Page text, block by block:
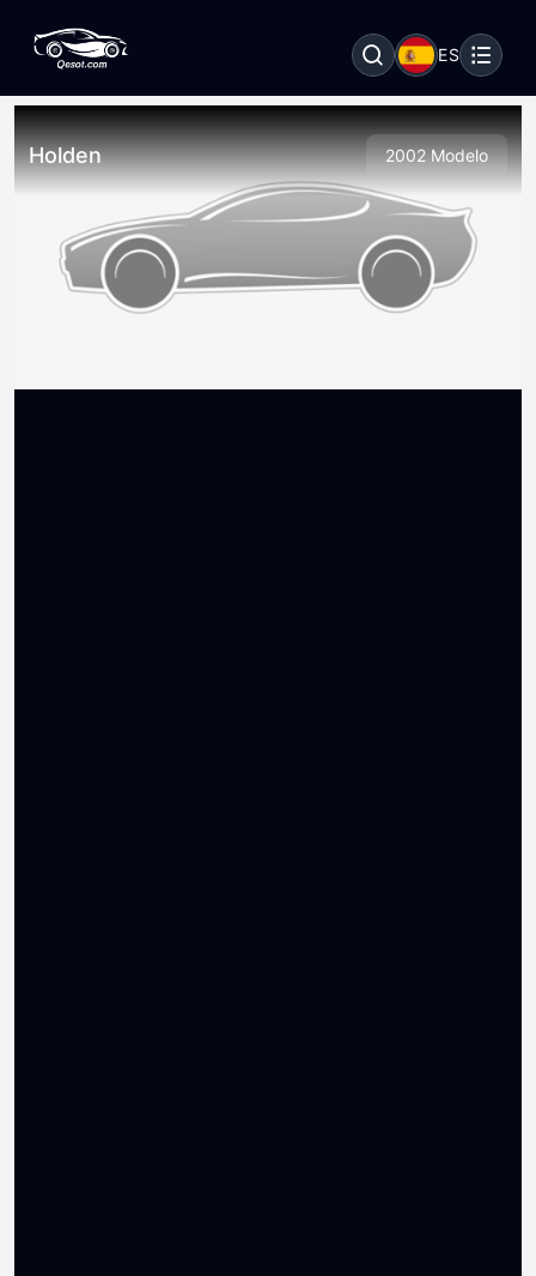
ES
Holden 2002 Modelo